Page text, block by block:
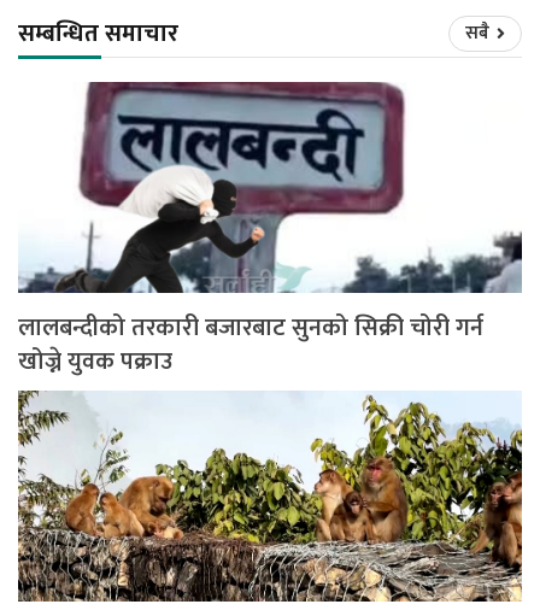
सम्बन्धित समाचार सबै
लालबन्दीको तरकारी बजारबाट सुनको सिक्री चोरी गर्न
खोज्ने युवक पक्राउ